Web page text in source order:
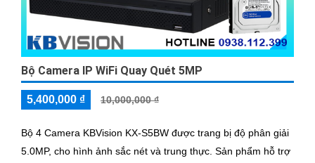
Bộ Camera IP WiFi Quay Quét 5MP
5,400,000 ₫ 10,000,000 ₫
Bộ 4 Camera KBVision KX-S5BW được trang bị độ phân giải
5.0MP, cho hình ảnh sắc nét và trung thực. Sản phẩm hỗ trợ